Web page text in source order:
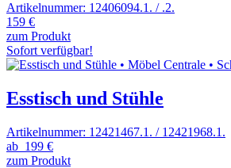
Artikelnummer: 12406094.1. / .2.
159 €
zum Produkt
Sofort verfügbar!
Esstisch und Stühle
Artikelnummer: 12421467.1. / 12421968.1.
ab 199 €
zum Produkt